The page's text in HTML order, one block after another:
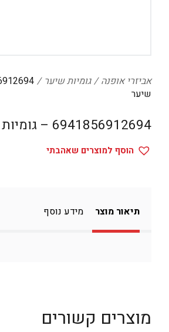
טיפוח
טקסטיל לבית
מטבח
מסיבות וימי הולדת
ספורט
קוסמטיקה
אביזרי אופנה גומיות שיער
שיער
6941856912694 – גומיות שיער
הוסף למוצרים שאהבתי
תיאור מוצר מידע נוסף
מוצרים קשורים